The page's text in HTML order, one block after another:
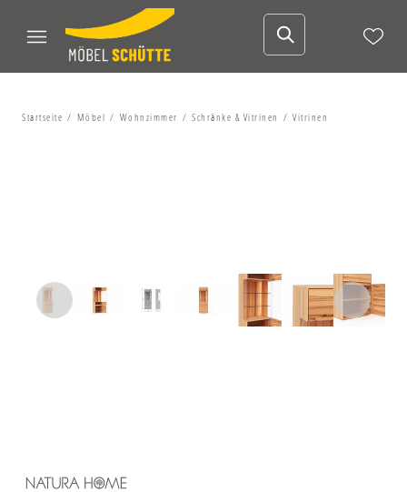
Startseite Möbel Wohnzimmer Schränke & Vitrinen Vitrinen